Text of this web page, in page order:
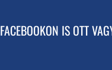
FACEBOOKON IS OTT